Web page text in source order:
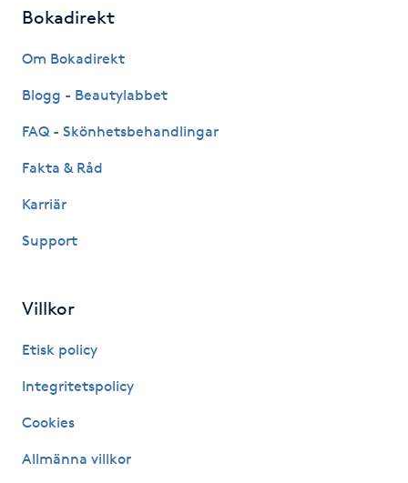
Keratinbehandling
Kinesiologi
Kiropraktik
Klangmassage
Klippning
Klippning & Slingor
Koppningsmassage
Bokadirekt
Om Bokadirekt
Blogg - Beautylabbet
FAQ - Skönhetsbehandlingar
Fakta & Råd
Karriär
Support
Villkor
Etisk policy
Integritetspolicy
Cookies
Allmänna villkor